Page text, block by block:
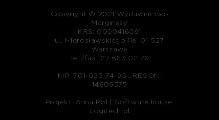
Copyright © 2021 Wydawnictwo
Marginesy
KRS: 0000416091
ul. Mierosławskiego 11a, 01-527
Warszawa
tel./fax. 22 663 02 76
NIP: 701-033-74-95 , REGON:
14606375
Projekt: Anna Pol |
Software house:
cogitech.pl